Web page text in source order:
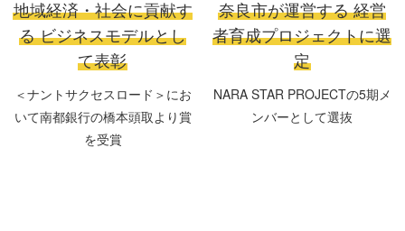
地域経済・社会に貢献す
るビジネスモデルとし
て表彰
＜ナントサクセスロード＞にお
いて南都銀行の橋本頭取より賞
を受賞
奈良市が運営する経営
者育成プロジェクトに選
定
NARA STAR PROJECTの5期メ
ンバーとして選抜